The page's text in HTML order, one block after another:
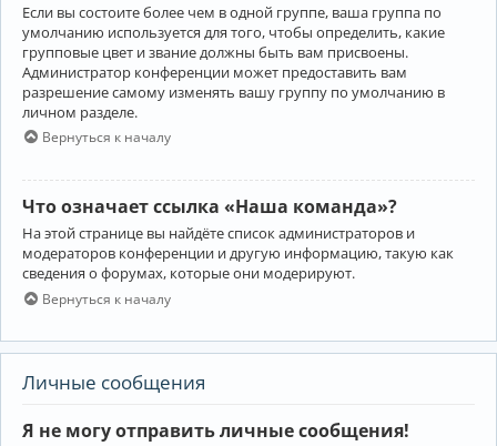
Если вы состоите более чем в одной группе, ваша группа по
умолчанию используется для того, чтобы определить, какие
групповые цвет и звание должны быть вам присвоены.
Администратор конференции может предоставить вам
разрешение самому изменять вашу группу по умолчанию в
личном разделе.
Вернуться к началу
Что означает ссылка «Наша команда»?
На этой странице вы найдёте список администраторов и
модераторов конференции и другую информацию, такую как
сведения о форумах, которые они модерируют.
Вернуться к началу
Личные сообщения
Я не могу отправить личные сообщения!